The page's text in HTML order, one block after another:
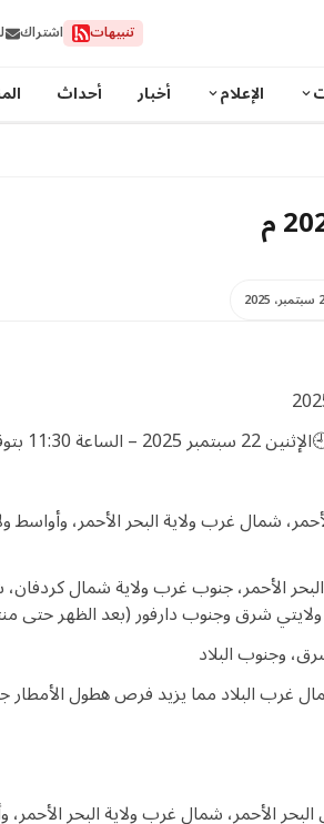
تنبيهات اشتراك
الإعلام أخبار أحداث
السودان
شمال غرب ولاية البحر الأحمر، وأواسط
الأحمر، جنوب غرب ولاية شمال
شرق وجنوب دارفور (بعد الظهر حتى
وجنوب البلاد
غرب البلاد مما يزيد فرص هطول الأمطار
الأحمر، شمال غرب ولاية البحر الأحمر،